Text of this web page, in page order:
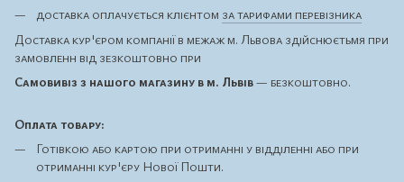
доставка оплачується клієнтом за тарифами перевізника
Доставка кур'єром компанії в межаж м. Львова здійснюєтьмя при
замовленн від зезкоштовно при
Самовивіз з нашого магазину в м. Львів— безкоштовно.
Оплата товару:
Готівкою або картою при отриманні у відділенні або при
отриманні кур'єру Нової Пошти.